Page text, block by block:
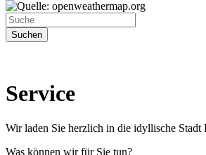
Suchen
Service
Wir laden Sie herzlich in die idyllische Stadt
Was können wir für Sie tun?